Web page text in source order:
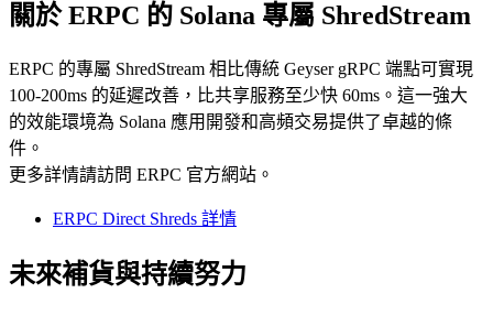
關於 ERPC 的 Solana 專屬 ShredStream
ERPC 的專屬 ShredStream 相比傳統 Geyser gRPC 端點可實現
100-200ms 的延遲改善，比共享服務至少快 60ms。這一強大
的效能環境為 Solana 應用開發和高頻交易提供了卓越的條
件。
更多詳情請訪問 ERPC 官方網站。
ERPC Direct Shreds 詳情
未來補貨與持續努力